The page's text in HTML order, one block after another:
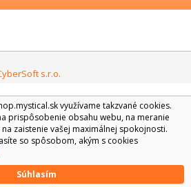
s.r.o.
využívame takzvané cookies.
prispôsobenie obsahu webu, na meranie
zaistenie vašej maximálnej spokojnosti.
so spôsobom, akým s cookies
Súhlasím